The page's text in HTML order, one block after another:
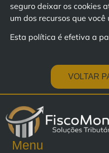
seguro deixar os cookies
um dos recursos que você
Esta política é efetiva a
VOLTAR
Menu